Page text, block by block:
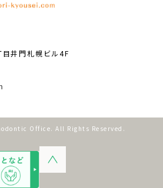
井門札幌ビル4F
Office. All Rights Reserved.